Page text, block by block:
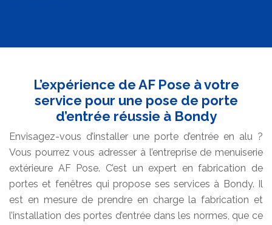
L’expérience de AF Pose à votre
service pour une pose de porte
d’entrée réussie à Bondy
Envisagez-vous d’installer une porte d’entrée en alu ?
Vous pourrez vous adresser à l’entreprise de menuiserie
extérieure AF Pose. C’est un expert en fabrication de
portes et fenêtres qui propose ses services à Bondy. Il
est en mesure de prendre en charge la fabrication et
l’installation des portes d’entrée dans les normes, que ce